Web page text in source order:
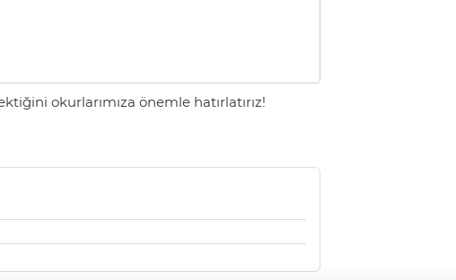
okurlarımıza önemle hatırlatırız!